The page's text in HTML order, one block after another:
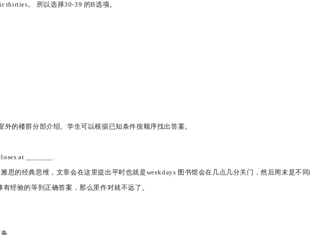
thirties。 所以选择30-39 的B选项。
外的楼群分部介绍。学生可以根据已知条件按顺序找出答案。
at _______.
思的经典思维，文章会在这里提出平时也就是weekdays 图书馆会在几点几分关门，然后周末是不
经验的等到正确答案，那么里作对就不远了。